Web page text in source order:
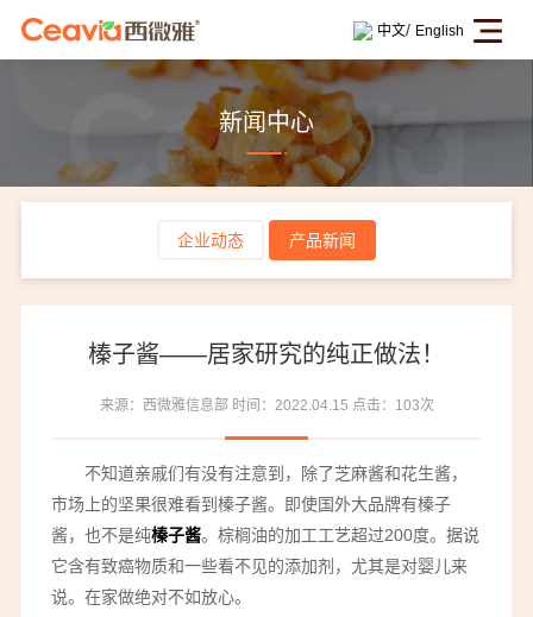
中文/ English
新闻中心
企业动态 产品新闻
榛子酱——居家研究的纯正做法！
来源：西微雅信息部 时间：2022.04.15 点击：103次
不知道亲戚们有没有注意到，除了芝麻酱和花生酱，
市场上的坚果很难看到榛子酱。即使国外大品牌有榛子
酱，也不是纯榛子酱。棕榈油的加工工艺超过200度。据说
它含有致癌物质和一些看不见的添加剂，尤其是对婴儿来
说。在家做绝对不如放心。